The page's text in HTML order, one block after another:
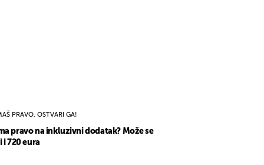
PRAVO, OSTVARI GA!
pravo na inkluzivni dodatak? Može se
i 720 eura